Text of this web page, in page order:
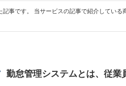
記事です。 当サービスの記事で紹介してい
勤怠管理システムとは、従業